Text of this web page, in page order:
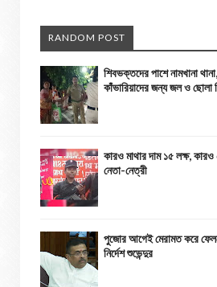
RANDOM POST
শিবভক্তদের পাশে নামখানা
কাঁভারিয়াদের জন্য জল ও ছোলা
কারও মাথার দাম ১৫ লক্ষ,
নেতা-নেত্রী
পুজোর আগেই মেরামত করে
নির্দেশ শুভেন্দুর